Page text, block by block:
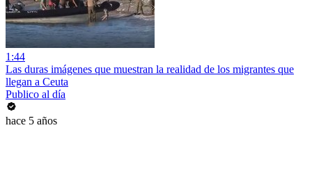
1:44
Las duras imágenes que muestran la realidad de los migrantes que
llegan a Ceuta
Publico al día
hace 5 años